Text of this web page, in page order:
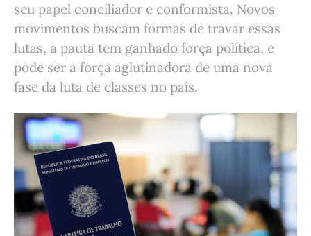
seu papel conciliador e conformista. Novos
movimentos buscam formas de travar essas
lutas, a pauta tem ganhado força política, e
pode ser a força aglutinadora de uma nova
fase da luta de classes no país.